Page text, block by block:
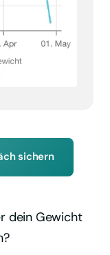
sichern
dein Gewicht